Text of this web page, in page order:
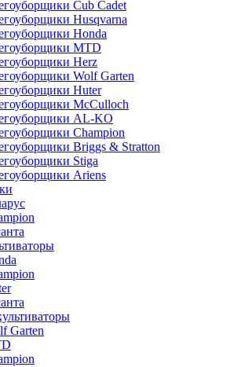
Cub Cadet
Husqvarna
Honda
MTD
Herz
Wolf Garten
Huter
McCulloch
AL-KO
Champion
Briggs & Stratton
Stiga
Ariens
Garten